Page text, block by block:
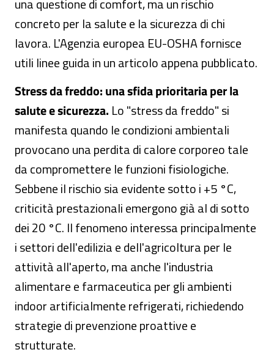
una questione di comfort, ma un rischio
concreto per la salute e la sicurezza di chi
lavora. L'Agenzia europea EU-OSHA fornisce
utili linee guida in un articolo appena pubblicato.
Stress da freddo: una sfida prioritaria per la
salute e sicurezza. Lo "stress da freddo" si
manifesta quando le condizioni ambientali
provocano una perdita di calore corporeo tale
da compromettere le funzioni fisiologiche.
Sebbene il rischio sia evidente sotto i +5 °C,
criticità prestazionali emergono già al di sotto
dei 20 °C. Il fenomeno interessa principalmente
i settori dell'edilizia e dell'agricoltura per le
attività all'aperto, ma anche l'industria
alimentare e farmaceutica per gli ambienti
indoor artificialmente refrigerati, richiedendo
strategie di prevenzione proattive e
strutturate.